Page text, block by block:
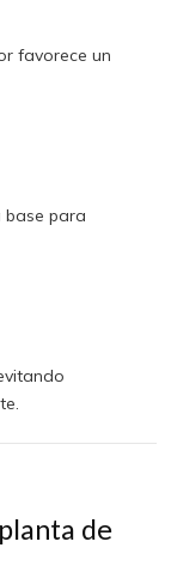
favorece un
para
de